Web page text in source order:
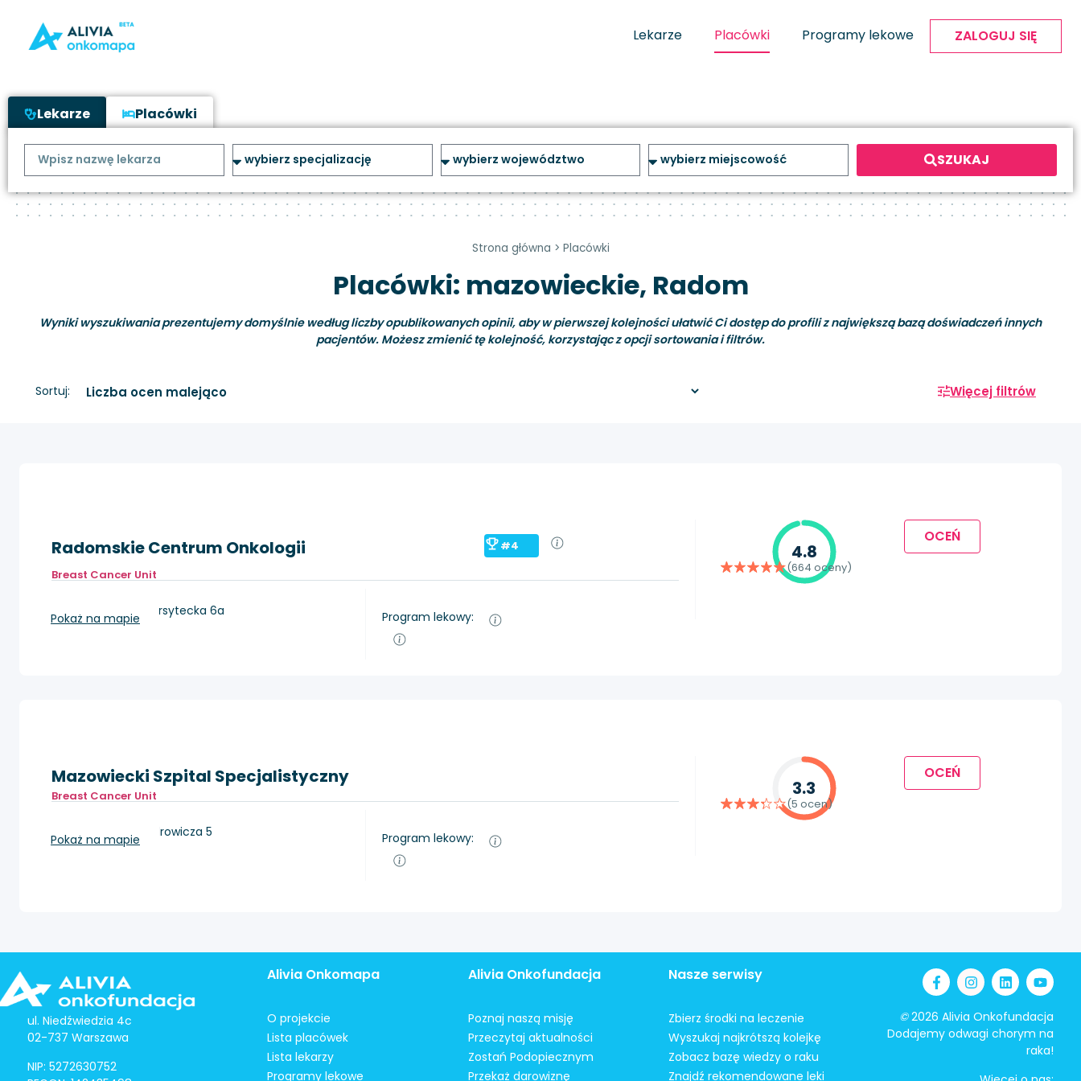
Lekarze Placówki Programy lekowe ZALOGUJ SIĘ
Lekarze Placówki
SZUKAJ
Strona główna > Placówki
Placówki: mazowieckie, Radom
Wyniki wyszukiwania prezentujemy domyślnie według liczby opublikowanych opinii, aby w pierwszej kolejności ułatwić Ci dostęp do profili z największą bazą doświadczeń innych
pacjentów. Możesz zmienić tę kolejność, korzystając z opcji sortowania i filtrów.
Sortuj: Więcej filtrów
Radomskie Centrum Onkologii
#4
Breast Cancer Unit
Radom, ul. Uniwersytecka 6a
Pokaż na mapie Program lekowy:
4.8
(664 oceny)
OCEŃ
Mazowiecki Szpital Specjalistyczny
Breast Cancer Unit
Radom, Aleksandrowicza 5
Pokaż na mapie Program lekowy:
3.3
(5 ocen)
OCEŃ
ul. Niedźwiedzia 4c
02-737 Warszawa
NIP: 5272630752
Alivia Onkomapa
O projekcie
Lista placówek
Lista lekarzy
Programy lekowe
Alivia Onkofundacja
Poznaj naszą misję
Przeczytaj aktualności
Zostań Podopiecznym
Przekaż darowiznę
Nasze serwisy
Zbierz środki na leczenie
Wyszukaj najkrótszą kolejkę
Zobacz bazę wiedzy o raku
Znajdź rekomendowane leki
©2026 Alivia Onkofundacja
Dodajemy odwagi chorym na
raka!